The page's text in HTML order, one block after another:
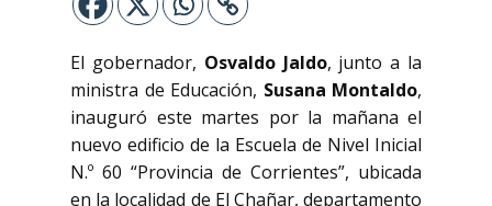
El gobernador, Osvaldo Jaldo, junto a la
ministra de Educación, Susana Montaldo,
inauguró este martes por la mañana el
nuevo edificio de la Escuela de Nivel Inicial
N.º 60 “Provincia de Corrientes”, ubicada
en la localidad de El Chañar, departamento